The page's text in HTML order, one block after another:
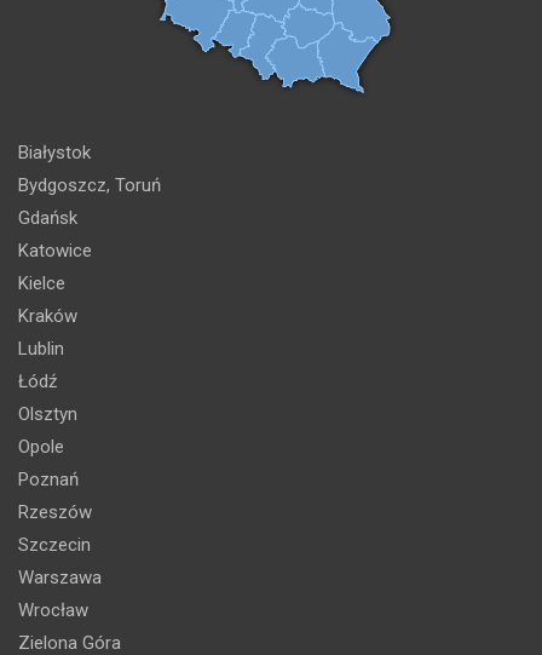
Białystok
Bydgoszcz, Toruń
Gdańsk
Katowice
Kielce
Kraków
Lublin
Łódź
Olsztyn
Opole
Poznań
Rzeszów
Szczecin
Warszawa
Wrocław
Zielona Góra